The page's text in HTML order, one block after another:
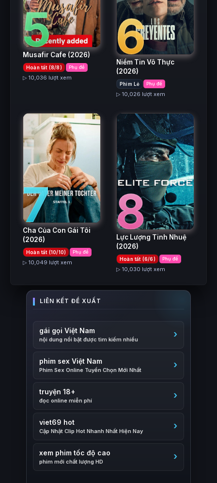
5
Musafir Cafe (2026)
Hoàn tất (8/8) Phụ đề
▷ 10,036 lượt xem
6
Niềm Tin Vô Thực
(2026)
Phim Lẻ Phụ đề
▷ 10,026 lượt xem
7
Cha Của Con Gái Tôi
(2026)
Hoàn tất (10/10) Phụ đề
▷ 10,049 lượt xem
8
Lực Lượng Tinh Nhuệ
(2026)
Hoàn tất (6/6) Phụ đề
▷ 10,030 lượt xem
gái gọi Việt Nam
nội dung nổi bật được tìm kiếm nhiều
phim sex Việt Nam
Phim Sex Online Tuyển Chọn Mới Nhất
truyện 18+
đọc online miễn phí
viet69 hot
Cập Nhật Clip Hot Nhanh Nhất Hiện Nay
xem phim tốc độ cao
phim mới chất lượng HD